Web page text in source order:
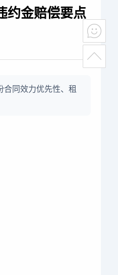
约金赔偿要点
同效力优先性、租